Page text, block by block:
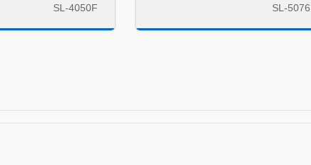
SL-4050F SL-5076